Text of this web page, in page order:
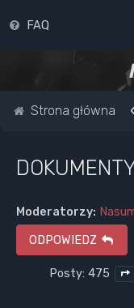
FAQ
Strona główna
Moderatorzy:
ODPOWIEDZ
Posty: 475